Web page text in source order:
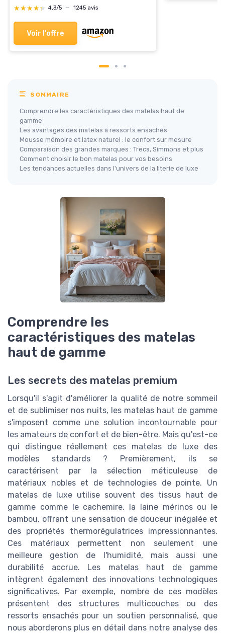
★★★★★
★★★★★ 4,3/5 — 1245 avis
Voir l'offre
SOMMAIRE
Comprendre les caractéristiques des matelas haut de
gamme
Les avantages des matelas à ressorts ensachés
Mousse mémoire et latex naturel : le confort sur mesure
Comparaison des grandes marques : Treca, Simmons et plus
Comment choisir le bon matelas pour vos besoins
Les tendances actuelles dans l'univers de la literie de luxe
Comprendre les
caractéristiques des matelas
haut de gamme
Les secrets des matelas premium
Lorsqu'il s'agit d'améliorer la qualité de notre sommeil
et de sublimiser nos nuits, les matelas haut de gamme
s'imposent comme une solution incontournable pour
les amateurs de confort et de bien-être. Mais qu'est-ce
qui distingue réellement ces matelas de luxe des
modèles standards ? Premièrement, ils se
caractérisent par la sélection méticuleuse de
matériaux nobles et de technologies de pointe. Un
matelas de luxe utilise souvent des tissus haut de
gamme comme le cachemire, la laine mérinos ou le
bambou, offrant une sensation de douceur inégalée et
des propriétés thermorégulatrices impressionnantes.
Ces matériaux permettent non seulement une
meilleure gestion de l'humidité, mais aussi une
durabilité accrue. Les matelas haut de gamme
intègrent également des innovations technologiques
significatives. Par exemple, nombre de ces modèles
présentent des structures multicouches ou des
ressorts ensachés pour un soutien personnalisé, que
nous aborderons plus en détail dans notre analyse des